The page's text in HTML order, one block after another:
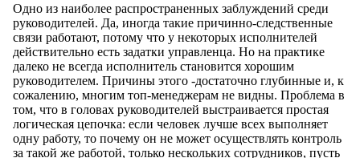
Одно из наиболее распространенных заблуждений среди
руководителей. Да, иногда такие причинно-следственные
связи работают, потому что у некоторых исполнителей
действительно есть задатки управленца. Но на практике
далеко не всегда исполнитель становится хорошим
руководителем. Причины этого -достаточно глубинные и, к
сожалению, многим топ-менеджерам не видны. Проблема в
том, что в головах руководителей выстраивается простая
логическая цепочка: если человек лучше всех выполняет
одну работу, то почему он не может осуществлять контроль
за такой же работой, только нескольких сотрудников, пусть